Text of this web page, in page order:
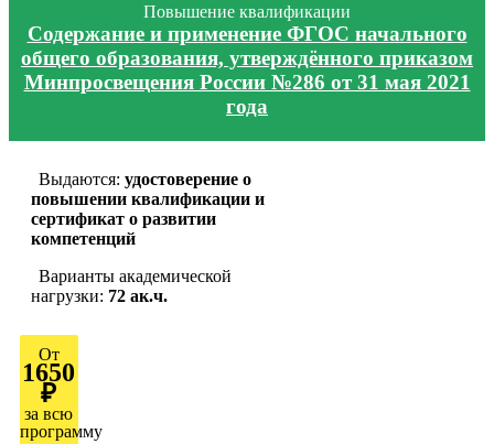
Повышение квалификации
Содержание и применение ФГОС начального
общего образования, утверждённого приказом
Минпросвещения России №286 от 31 мая 2021
года
Выдаются: удостоверение о
повышении квалификации и
сертификат о развитии
компетенций
Варианты академической
нагрузки: 72 ак.ч.
От
1650
₽
за всю
программу